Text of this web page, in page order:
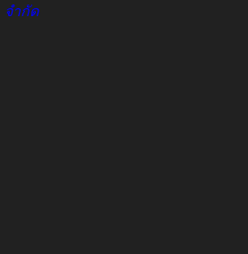
จำกัด